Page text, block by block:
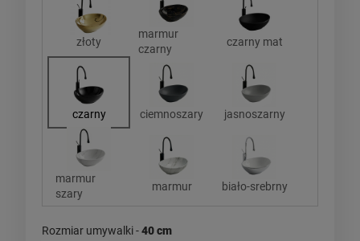
złoty
marmur
czarny
czarny mat
czarny ciemnoszary jasnoszarny
marmur
szary
marmur biało-srebrny
Rozmiar umywalki -40 cm